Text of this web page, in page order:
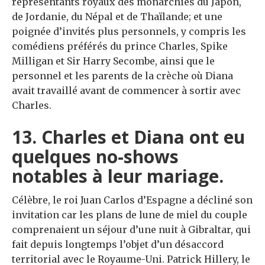
de Jordanie, du Népal et de Thaïlande; et une
poignée d’invités plus personnels, y compris les
comédiens préférés du prince Charles, Spike
Milligan et Sir Harry Secombe, ainsi que le
personnel et les parents de la crèche où Diana
avait travaillé avant de commencer à sortir avec
Charles.
13. Charles et Diana ont eu
quelques no-shows
notables à leur mariage.
Célèbre, le roi Juan Carlos d’Espagne a décliné son
invitation car les plans de lune de miel du couple
comprenaient un séjour d’une nuit à Gibraltar, qui
fait depuis longtemps l’objet d’un désaccord
territorial avec le Royaume-Uni. Patrick Hillery, le